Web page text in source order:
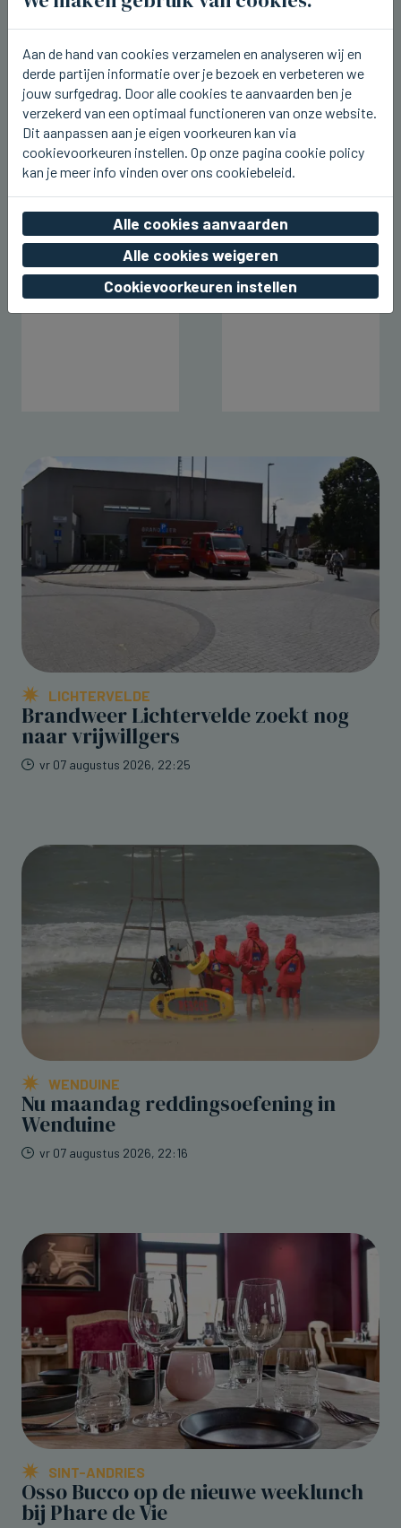
LICHTERVELDE
Brandweer Lichtervelde zoekt nog
naar vrijwillgers
vr 07 augustus 2026, 22:25
WENDUINE
Nu maandag reddingsoefening in
Wenduine
vr 07 augustus 2026, 22:16
SINT-ANDRIES
Osso Bucco op de nieuwe weeklunch
bij Phare de Vie
Aan de hand van cookies verzamelen en analyseren wij en
derde partijen informatie over je bezoek en verbeteren we
jouw surfgedrag. Door alle cookies te aanvaarden ben je
verzekerd van een optimaal functioneren van onze website.
Dit aanpassen aan je eigen voorkeuren kan via
cookievoorkeuren instellen. Op onze pagina cookie policy
kan je meer info vinden over ons cookiebeleid.
Alle cookies aanvaarden
Alle cookies weigeren
Cookievoorkeuren instellen